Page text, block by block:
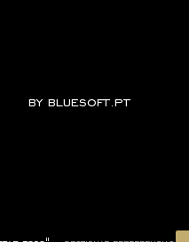
by bluesoft.pt